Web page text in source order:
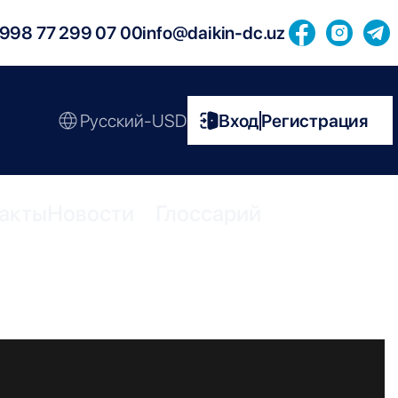
77 299 07 00info@daikin-dc.uz
Русский-USD ВходРегистрация